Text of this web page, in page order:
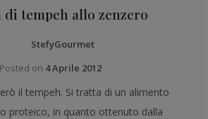
tempeh allo zenzero
StefyGourmet
Posted on 4 Aprile 2012
il tempeh. Si tratta di un alimento
proteico, in quanto ottenuto dalla